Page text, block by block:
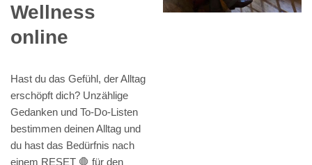
Wellness
online
Hast du das Gefühl, der Alltag
erschöpft dich? Unzählige
Gedanken und To-Do-Listen
bestimmen deinen Alltag und
du hast das Bedürfnis nach
einem RESET 🛑 für den